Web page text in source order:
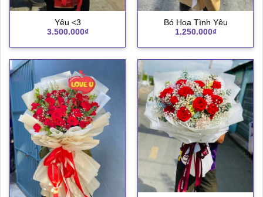
Yêu <3
3.500.000₫
Bó Hoa Tình Yêu
1.250.000₫